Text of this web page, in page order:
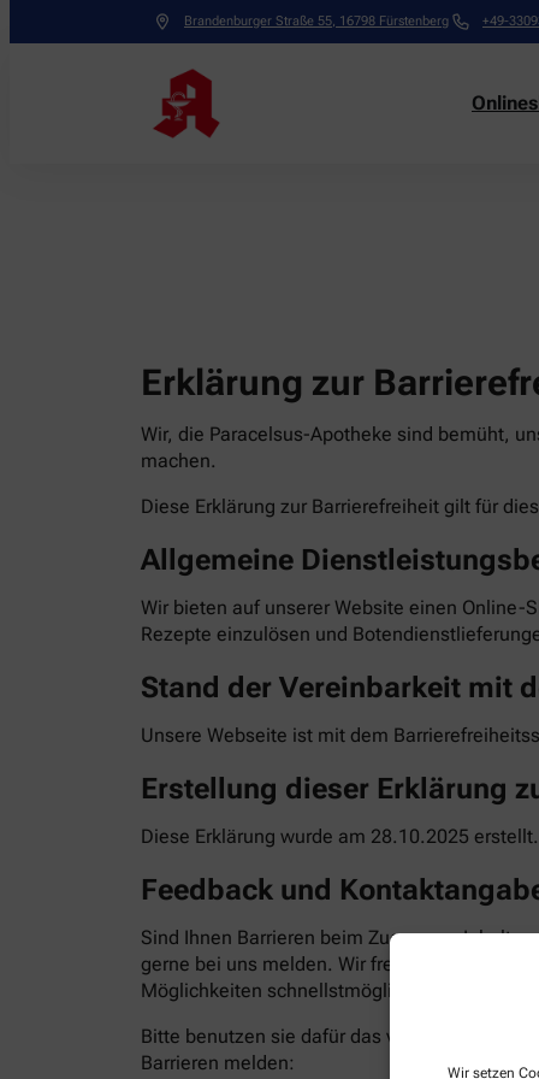
Wir setzen
Brandenburger Straße 55, 16798 Fürstenberg +49-
Erklärung zur
Wir, die Paracelsus-Apotheke sind bemüht,
machen.
Diese Erklärung zur Barrierefreiheit gilt für
Allgemeine
Wir bieten auf unserer Website einen Online-
Rezepte einzulösen und
Stand der Vereinbarkeit mit
Unsere Webseite ist mit dem
Erstellung dieser Erklärung
Diese Erklärung wurde am 28.10.2025
Feedback und
Sind Ihnen Barrieren beim Zugang zu
gerne bei uns melden. Wir freuen uns auf Ihr
Möglichkeiten schnellstmöglich zu beheben.
Bitte benutzen sie dafür das vorgesehene
Barrieren melden: